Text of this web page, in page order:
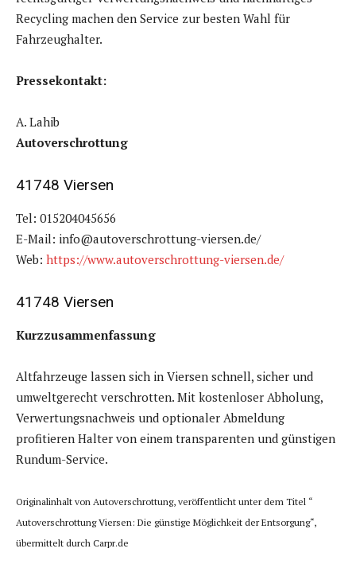
Recycling machen den Service zur besten Wahl für
Fahrzeughalter.
Pressekontakt:
A. Lahib
Autoverschrottung
41748 Viersen
Tel: 015204045656
E-Mail: info@autoverschrottung-viersen.de/
Web: https://www.autoverschrottung-viersen.de/
41748 Viersen
Kurzzusammenfassung
Altfahrzeuge lassen sich in Viersen schnell, sicher und
umweltgerecht verschrotten. Mit kostenloser Abholung,
Verwertungsnachweis und optionaler Abmeldung
profitieren Halter von einem transparenten und günstigen
Rundum-Service.
Originalinhalt von Autoverschrottung, veröffentlicht unter dem Titel “
Autoverschrottung Viersen: Die günstige Möglichkeit der Entsorgung“,
übermittelt durch Carpr.de